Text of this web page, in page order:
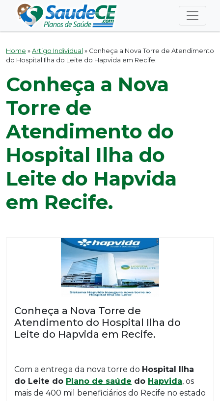
Home » Artigo Individual » Conheça a Nova Torre de Atendimento
do Hospital Ilha do Leite do Hapvida em Recife.
Conheça a Nova
Torre de
Atendimento do
Hospital Ilha do
Leite do Hapvida
em Recife.
Conheça a Nova Torre de
Atendimento do Hospital Ilha do
Leite do Hapvida em Recife.
Com a entrega da nova torre do Hospital Ilha
do Leite do Plano de saúde do Hapvida, os
mais de 400 mil beneficiários do Recife no estado